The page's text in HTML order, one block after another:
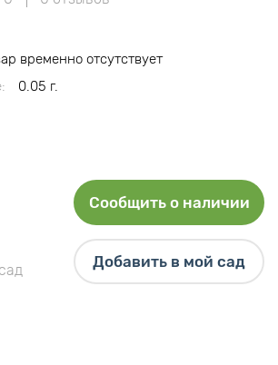
временно отсутствует
0.05 г.
Сообщить о наличии
Добавить в мой сад